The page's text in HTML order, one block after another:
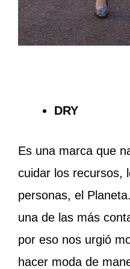
DRY
Es una marca que
cuidar los recursos,
personas, el
una de las más
por eso nos urgió
hacer moda de